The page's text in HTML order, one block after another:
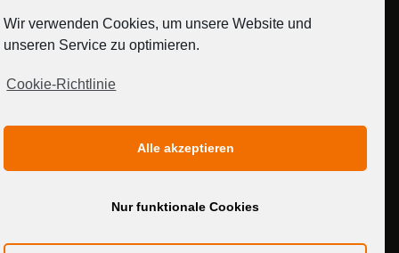
MEDIADATEN
Wir verwenden Cookies, um unsere Website und
unseren Service zu optimieren.
Cookie-Richtlinie
Alle akzeptieren
Nur funktionale Cookies